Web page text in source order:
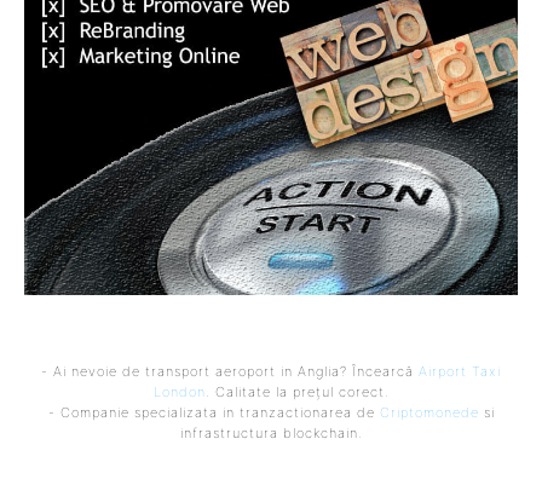
- Ai nevoie de transport aeroport in Anglia? Încearcă Airport Taxi
London. Calitate la prețul corect.
- Companie specializata in tranzactionarea de Criptomonede si
infrastructura blockchain.